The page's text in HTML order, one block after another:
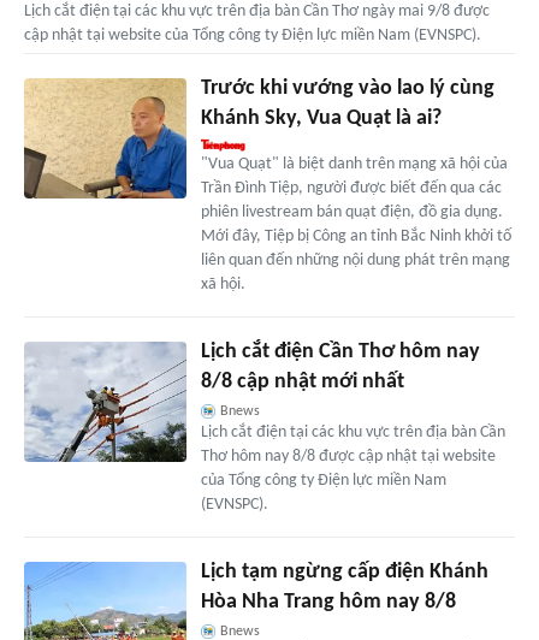
Lịch cắt điện tại các khu vực trên địa bàn Cần Thơ ngày mai 9/8 được
cập nhật tại website của Tổng công ty Điện lực miền Nam (EVNSPC).
Trước khi vướng vào lao lý cùng
Khánh Sky, Vua Quạt là ai?
"Vua Quạt" là biệt danh trên mạng xã hội của
Trần Đình Tiệp, người được biết đến qua các
phiên livestream bán quạt điện, đồ gia dụng.
Mới đây, Tiệp bị Công an tỉnh Bắc Ninh khởi tố
liên quan đến những nội dung phát trên mạng
xã hội.
Lịch cắt điện Cần Thơ hôm nay
8/8 cập nhật mới nhất
Bnews
Lịch cắt điện tại các khu vực trên địa bàn Cần
Thơ hôm nay 8/8 được cập nhật tại website
của Tổng công ty Điện lực miền Nam
(EVNSPC).
Lịch tạm ngừng cấp điện Khánh
Hòa Nha Trang hôm nay 8/8
Bnews